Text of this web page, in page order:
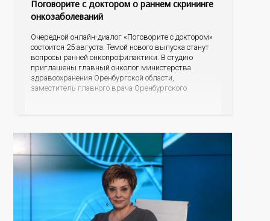
Поговорите с доктором о раннем скрининге
онкозаболеваний
Очередной онлайн-диалог «Поговорите с доктором»
состоится 25 августа. Темой нового выпуска станут
вопросы ранней онкопрофилактики. В студию
приглашены главный онколог министерства
здравоохранения Оренбургской области,
заместитель главного врача Оренбургского
Разговор пойдет о профилактике онкологических
заболеваний, а именно о скрининговых